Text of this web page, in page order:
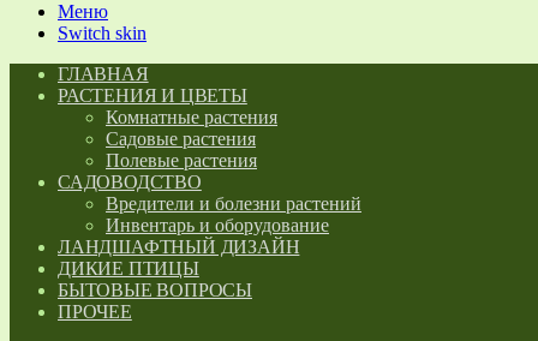
Меню
Switch skin
ГЛАВНАЯ
РАСТЕНИЯ И ЦВЕТЫ
Комнатные растения
Садовые растения
Полевые растения
САДОВОДСТВО
Вредители и болезни растений
Инвентарь и оборудование
ЛАНДШАФТНЫЙ ДИЗАЙН
ДИКИЕ ПТИЦЫ
БЫТОВЫЕ ВОПРОСЫ
ПРОЧЕЕ